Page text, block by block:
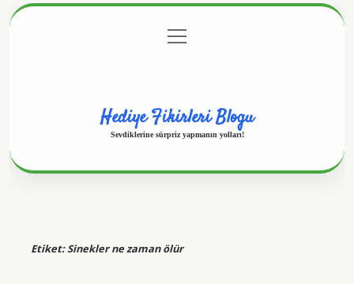
Gizlilik Politikası
menüyü
aç
Hediye Fikirleri Blogu
Sevdiklerine sürpriz yapmanın yolları!
Etiket:Sinekler ne zaman ölür